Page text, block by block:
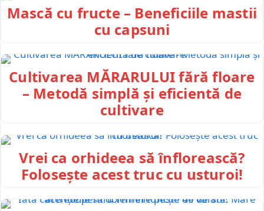
Mască cu fructe – Beneficiile mastii
cu capsuni
Cultivarea MĂRARULUI fără floare
– Metodă simplă și eficientă de
cultivare
Vrei ca orhideea să înflorească?
Folosește acest truc cu usturoi!